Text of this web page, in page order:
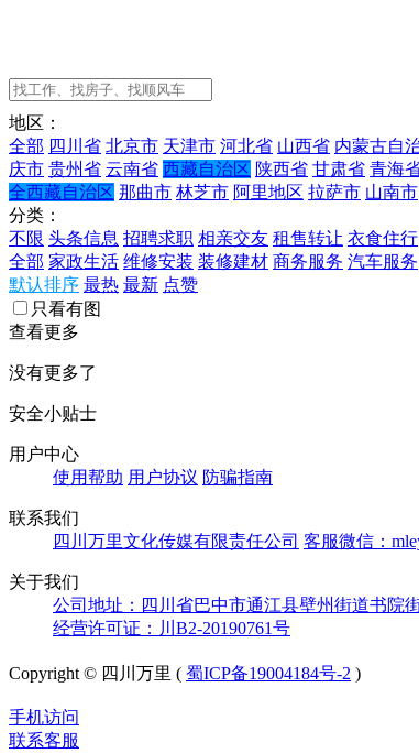
地区：
全部 四川省 北京市 天津市 河北省 山西省 内蒙古自
庆市 贵州省 云南省 西藏自治区 陕西省 甘肃省 青海
全西藏自治区 那曲市 林芝市 阿里地区 拉萨市 山南市
分类：
不限 头条信息 招聘求职 相亲交友 租售转让 衣食住行
全部 家政生活 维修安装 装修建材 商务服务 汽车服务
默认排序 最热 最新 点赞
只看有图
查看更多
没有更多了
安全小贴士
用户中心
使用帮助 用户协议 防骗指南
联系我们
四川万里文化传媒有限责任公司 客服微信：
关于我们
公司地址：四川省巴中市通江县壁州街道书院
经营许可证：川B2-20190761号
Copyright © 四川万里 ( 蜀ICP备19004184号-2 )
手机访问
联系客服